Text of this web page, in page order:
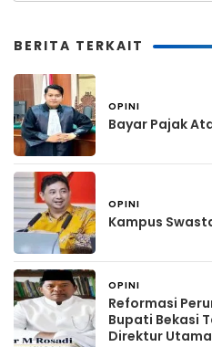
BERITA TERKAIT
OPINI
Bayar Pajak
OPINI
Kampus
OPINI
Reformasi
Bupati Bekasi
Direktur Utama